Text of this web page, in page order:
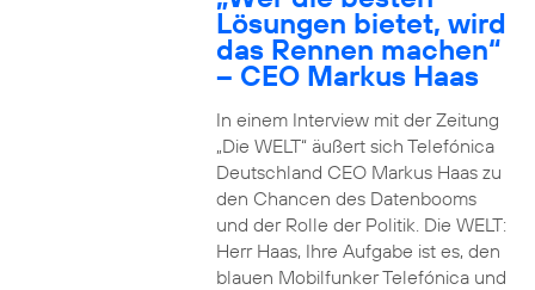
Lösungen bietet, wird
das Rennen machen“
– CEO Markus Haas
In einem Interview mit der Zeitung
„Die WELT“ äußert sich Telefónica
Deutschland CEO Markus Haas zu
den Chancen des Datenbooms
und der Rolle der Politik. Die WELT:
Herr Haas, Ihre Aufgabe ist es, den
blauen Mobilfunker Telefónica und